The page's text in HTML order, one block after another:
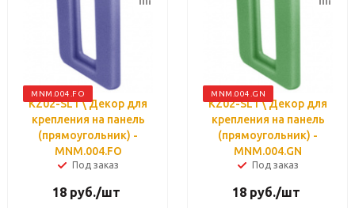
MNM.004.FO
KZ02-SL1 \ Декор для
крепления на панель
(прямоугольник) -
MNM.004.FO
Под заказ
18 руб./шт
MNM.004.GN
KZ02-SL1 \ Декор для
крепления на панель
(прямоугольник) -
MNM.004.GN
Под заказ
18 руб./шт